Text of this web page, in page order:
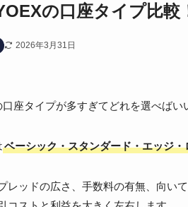
の口座タイプ比
2026年3月31日
口座タイプが多すぎてどれを選べば
ベーシック・スタンダード・エッジ
レッドの広さ、手数料の有無、向い